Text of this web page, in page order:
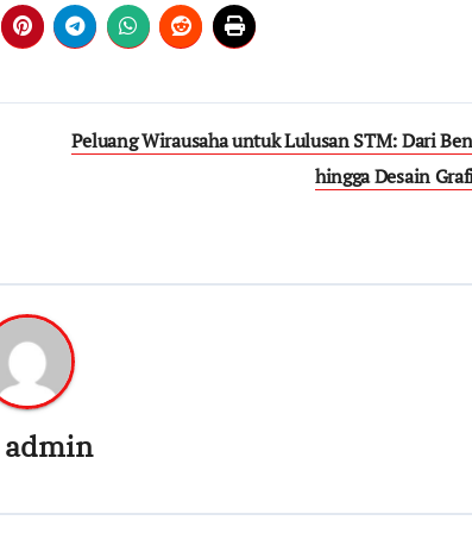
Peluang Wirausaha untuk Lulusan STM: Dari
hingga Desain
admin